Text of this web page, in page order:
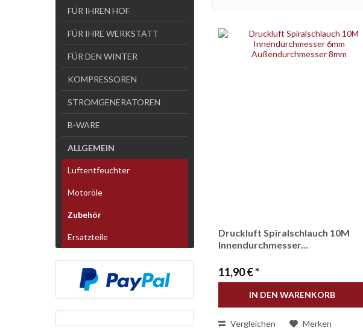
FÜR IHREN HOF
FÜR IHRE WERKSTATT
FÜR DEN WINTER
KOMPRESSOREN
STROMGENERATOREN
B-WARE
ALLGEMEIN
Luftentfeuchter
Motoröle
Zubehör
Ersatzteile
Druckluft Spiralschlauch 10M
Innendurchmesser...
11,90 € *
IN DEN WARENKORB
Vergleichen Merken